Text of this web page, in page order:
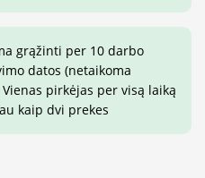
grąžinti per 10 darbo
datos (netaikoma
pirkėjas per visą laiką
kaip dvi prekes